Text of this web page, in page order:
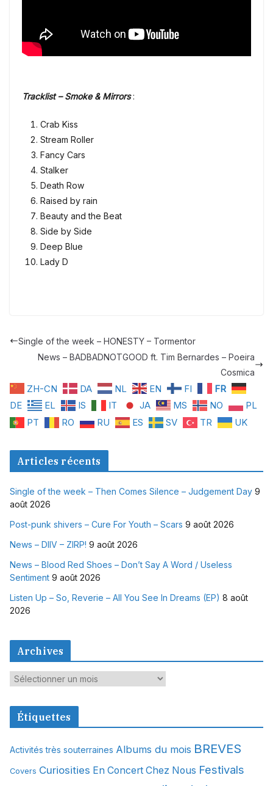
Tracklist – Smoke & Mirrors:
Crab Kiss
Stream Roller
Fancy Cars
Stalker
Death Row
Raised by rain
Beauty and the Beat
Side by Side
Deep Blue
Lady D
Single of the week – HONESTY – Tormentor
News – BADBADNOTGOOD ft. Tim Bernardes – Poeira
Cosmica
ZH-CN DA NL EN FI
FR
DE
EL IS IT JA MS NO
PL
PT
RO RU ES SV TR UK
Articles récents
Single of the week – Then Comes Silence – Judgement Day 9
août 2026
Post-punk shivers – Cure For Youth – Scars 9 août 2026
News – DIIV – ZIRP! 9 août 2026
News – Blood Red Shoes – Don’t Say A Word / Useless
Sentiment 9 août 2026
Listen Up – So, Reverie – All You See In Dreams (EP) 8 août
2026
Archives
A
c
v
e
Étiquettes
Activités très souterraines Albums du mois BREVES
Covers Curiosities En Concert Chez Nous Festivals